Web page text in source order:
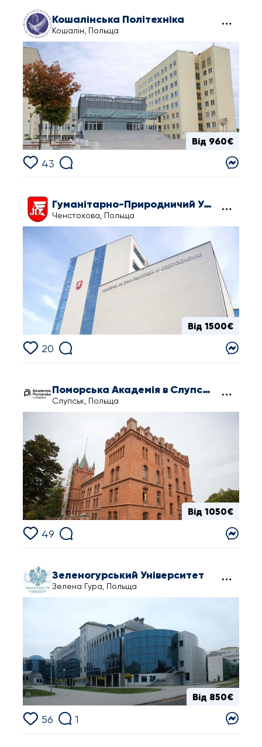
Кошалінська Політехніка
Кошалін, Польща
Від 960€
43
Гуманітарно-Природничий Університет ім. Яна Длугоша в Ченстохові
Ченстохова, Польща
Від 1500€
20
Поморська Академія в Слупську
Слупськ, Польща
Від 1050€
49
Зеленогурський Університет
Зелена Гура, Польща
Від 850€
56 1